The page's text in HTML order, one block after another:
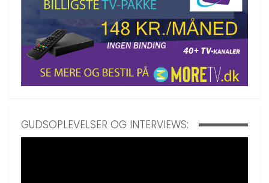
GUDSOPLEVELSER OG INTERVIEWS: